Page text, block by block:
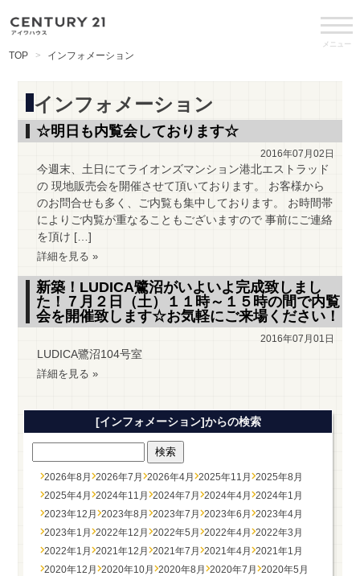
メニュー
TOP インフォメーション
インフォメーション
☆明日も内覧会しております☆
2016年07月02日
今週末、土日にてライオンズマンション港北エストラッド
の 現地販売会を開催させて頂いております。 お客様から
のお問合せも多く、ご内覧も集中しております。 お時間帯
によりご内覧が重なることもございますので 事前にご連絡
を頂け […]
詳細を見る »
新築！LUDICA鷺沼がいよいよ完成致しまし
た！７月２日（土）１１時～１５時の間で内覧
会を開催致します☆お気軽にご来場ください！
2016年07月01日
LUDICA鷺沼104号室
詳細を見る »
[インフォメーション]からの検索
2026年8月 2026年7月 2026年4月 2025年11月 2025年8月
2025年4月 2024年11月 2024年7月 2024年4月 2024年1月
2023年12月 2023年8月 2023年7月 2023年6月 2023年4月
2023年1月 2022年12月 2022年5月 2022年4月 2022年3月
2022年1月 2021年12月 2021年7月 2021年4月 2021年1月
2020年12月 2020年10月 2020年8月 2020年7月 2020年5月